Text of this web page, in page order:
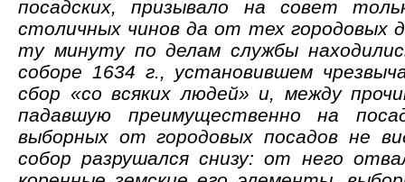
посадских, призывало на совет
столичных чинов да от тех городовых
ту минуту по делам службы
соборе 1634 г., установившем
сбор «со всяких людей» и, между
падавшую преимущественно на
выборных от городовых посадов не
собор разрушался снизу: от него